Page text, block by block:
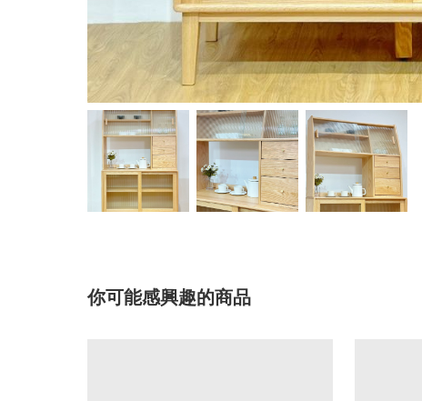
你可能感興趣的商品